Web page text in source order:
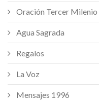
Oración Tercer Milenio
Agua Sagrada
Regalos
La Voz
Mensajes 1996